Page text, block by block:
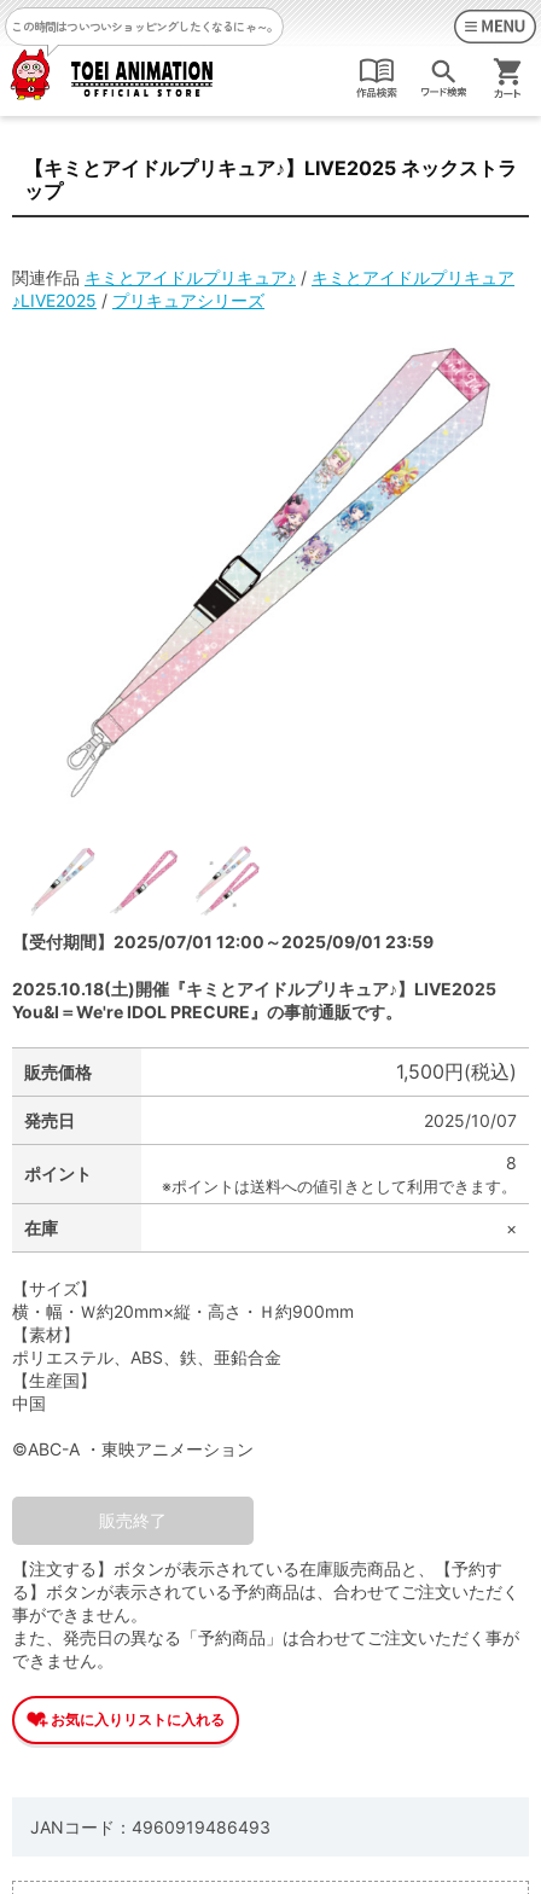
この時間はついついショッピングしたくなるにゃ～。
【キミとアイドルプリキュア♪】LIVE2025 ネックストラ
ップ
関連作品 キミとアイドルプリキュア♪ / キミとアイドルプリキュア
♪LIVE2025 / プリキュアシリーズ
【受付期間】2025/07/01 12:00～2025/09/01 23:59
2025.10.18(土)開催『キミとアイドルプリキュア♪】LIVE2025
You&I＝We're IDOL PRECURE』の事前通販です。
販売価格 1,500円(税込)
発売日 2025/10/07
ポイント
8
※ポイントは送料への値引きとして利用できます。
在庫 ×
【サイズ】
横・幅・Ｗ約20mm×縦・高さ・Ｈ約900mm
【素材】
ポリエステル、ABS、鉄、亜鉛合金
【生産国】
中国
©ABC-A ・東映アニメーション
販売終了
【注文する】ボタンが表示されている在庫販売商品と、【予約す
る】ボタンが表示されている予約商品は、合わせてご注文いただく
事ができません。
また、発売日の異なる「予約商品」は合わせてご注文いただく事が
できません。
JANコード：4960919486493